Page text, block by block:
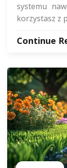
systemu
korzystasz z
Continue